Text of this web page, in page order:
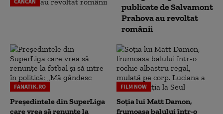
publicate de Salvamont
Prahova au revoltat
românii
FANATIK.RO
Președintele din SuperLiga
care vrea să renunțe la
FILM NOW
Soția lui Matt Damon,
frumoasa balului într-o